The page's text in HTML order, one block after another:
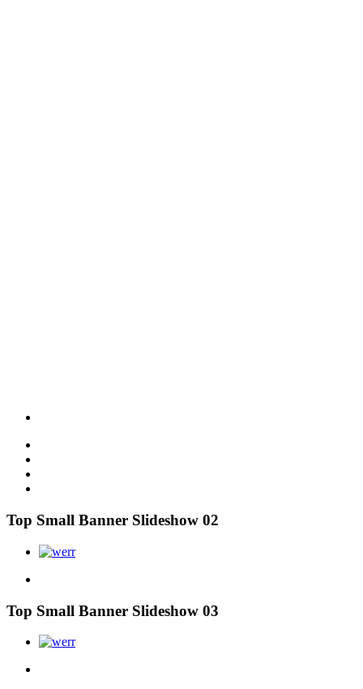
Top Small Banner Slideshow 02
Top Small Banner Slideshow 03